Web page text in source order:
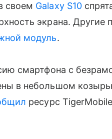
своем Galaxy S10
экрана. Другие
модуль.
смартфона с
в небольшом
ресурс